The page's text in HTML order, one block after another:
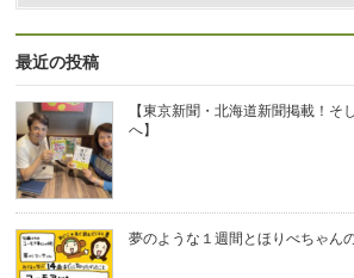
最近の投稿
【東京新聞・北海道新聞掲載！そ
へ】
夢のような１週間とほりべちゃん